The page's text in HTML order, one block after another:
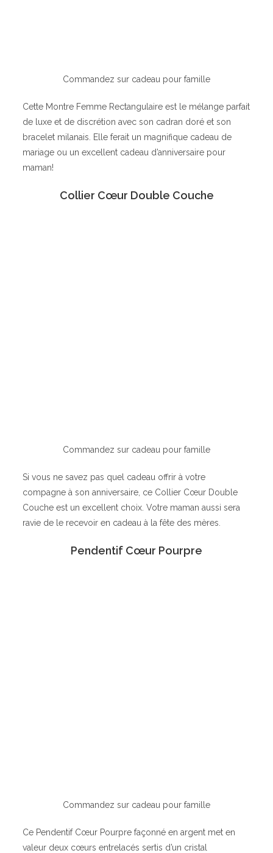
Commandez sur cadeau pour famille
Cette Montre Femme Rectangulaire est le mélange parfait
de luxe et de discrétion avec son cadran doré et son
bracelet milanais. Elle ferait un magnifique cadeau de
mariage ou un excellent cadeau d’anniversaire pour
maman!
Collier Cœur Double Couche
Commandez sur cadeau pour famille
Si vous ne savez pas quel cadeau offrir à votre
compagne à son anniversaire, ce Collier Cœur Double
Couche est un excellent choix. Votre maman aussi sera
ravie de le recevoir en cadeau à la fête des mères.
Pendentif Cœur Pourpre
Commandez sur cadeau pour famille
Ce Pendentif Cœur Pourpre façonné en argent met en
valeur deux cœurs entrelacés sertis d’un cristal